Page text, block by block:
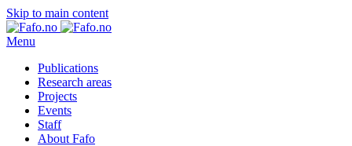
Skip to main content
Menu
Publications
Research areas
Projects
Events
Staff
About Fafo